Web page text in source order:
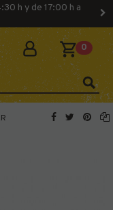
h y de 17:00 h a
0